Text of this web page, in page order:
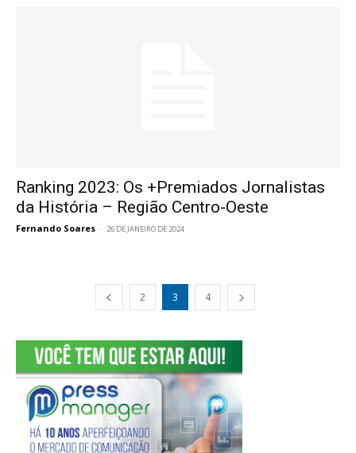
Ranking 2023: Os +Premiados Jornalistas
da História – Região Centro-Oeste
Fernando Soares - 26 DE JANEIRO DE 2024
2 3 4